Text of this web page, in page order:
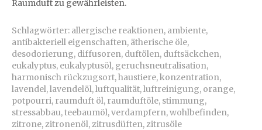
Raumduft zu gewährleisten.
Schlagwörter: allergische reaktionen, ambiente,
antibakteriell eigenschaften, ätherische öle,
desodorierung, diffusoren, duftölen, duftsäckchen,
eukalyptus, eukalyptusöl, geruchsneutralisation,
harmonisch rückzugsort,haustiere,konzentration,
lavendel,lavendelöl,luftqualität,luftreinigung, orange,
potpourri, raumduft öl, raumduftöle, stimmung,
stressabbau,teebaumöl,verdampfern,wohlbefinden,
zitrone, zitronenöl, zitrusdüften, zitrusöle